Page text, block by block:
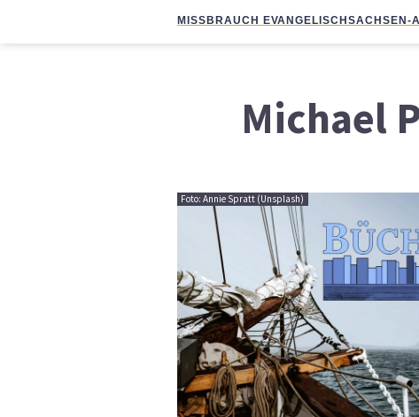
MISSBRAUCH EVANGELISCHSACHSEN-
Michael
Foto: Annie Spratt (Unsplash)